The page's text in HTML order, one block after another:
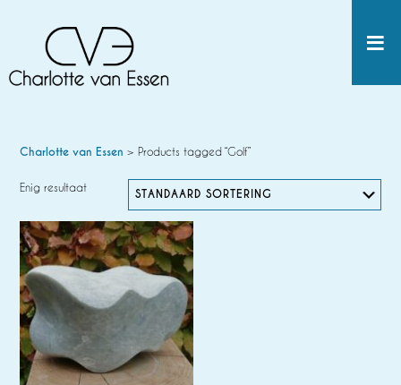
Charlotte van Essen > Products tagged “Golf”
Enig resultaat